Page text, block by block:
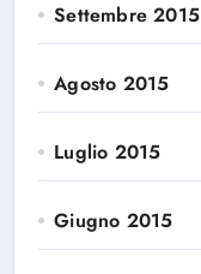
Settembre 2015
Agosto 2015
Luglio 2015
Giugno 2015